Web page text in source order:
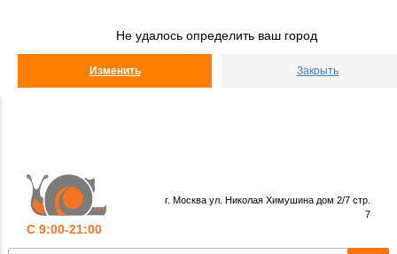
Не удалось определить ваш город
Изменить Закрыть
С 9:00-21:00
г. Москва ул. Николая Химушина дом 2/7 стр.
7